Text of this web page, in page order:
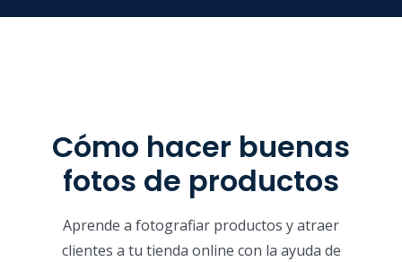
Cómo hacer buenas
fotos de productos
Aprende a fotografiar productos y atraer
clientes a tu tienda online con la ayuda de